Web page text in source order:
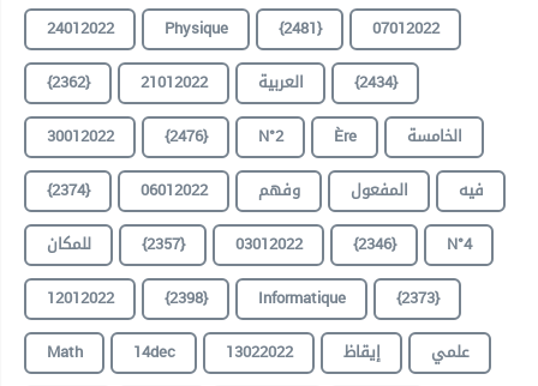
24012022
Physique {2481}
07012022
{2362}
21012022 العربية
{2434}
30012022
{2476} N°2 Ère
الخامسة
{2374}
06012022 وفهم المفعول
فيه
للمكان
{2357} 03012022 {2346}
N°4
12012022
{2398} Informatique
{2373}
Math
14dec 13022022 إيقاظ
علمي